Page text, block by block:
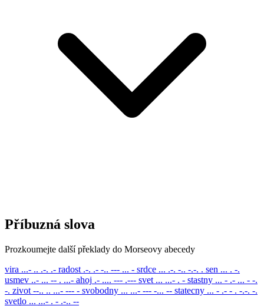
Příbuzná slova
Prozkoumejte další překlady do Morseovy abecedy
vira ...- .. .-. .- radost .-. .- -.. --- ... - srdce ... .-. -.. -.-. . sen ... . -.
usmev ..- ... -- . ...- ahoj .- .... --- .--- svet ... ...- . - stastny ... - .- ... - -.
-. zivot --.. .. ...- --- - svobodny ... ...- --- -... -- statecny ... - .- - . -.-. -.
svetlo ... ...- . - .-.. --